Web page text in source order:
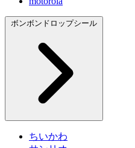
ボンボンドロップシール
ちいかわ